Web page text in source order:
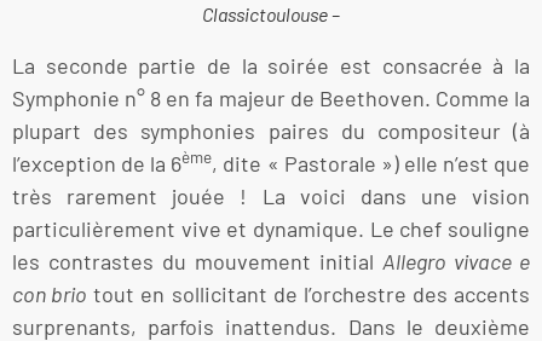
Classictoulouse –
La seconde partie de la soirée est consacrée à la
Symphonie n° 8 en fa majeur de Beethoven. Comme la
plupart des symphonies paires du compositeur (à
l’exception de la 6ème, dite « Pastorale ») elle n’est que
très rarement jouée ! La voici dans une vision
particulièrement vive et dynamique. Le chef souligne
les contrastes du mouvement initial Allegro vivace e
con brio tout en sollicitant de l’orchestre des accents
surprenants, parfois inattendus. Dans le deuxième